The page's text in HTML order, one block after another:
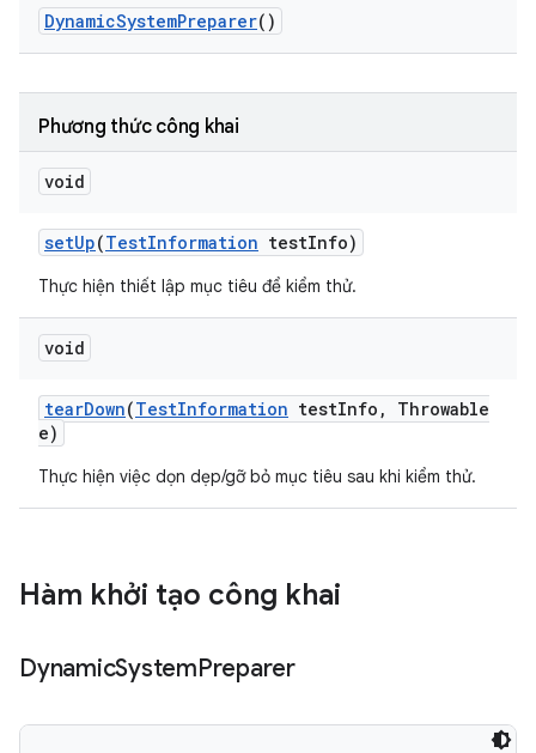
DynamicSystemPreparer()
Phương thức công khai
void
setUp(TestInformation testInfo)
Thực hiện thiết lập mục tiêu để kiểm thử.
void
tearDown(TestInformation testInfo ,
Throwable
e)
Thực hiện việc dọn dẹp/gỡ bỏ mục tiêu sau khi kiểm thử.
Hàm khởi tạo công khai
DynamicSystemPreparer